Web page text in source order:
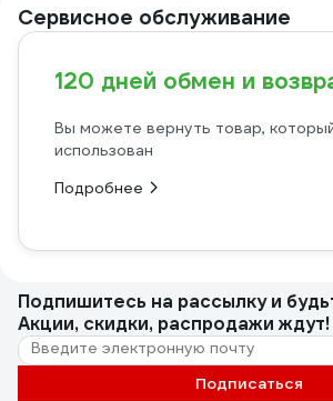
Сервисное обслуживание
120 дней обмен и
Вы можете вернуть товар,
использован
Подробнее
Подпишитесь на рассылкуи
Акции, скидки, распродажи ждут!
Подписаться